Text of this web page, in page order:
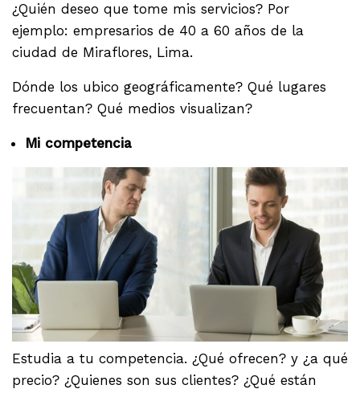
¿Quién deseo que tome mis servicios? Por
ejemplo: empresarios de 40 a 60 años de la
ciudad de Miraflores, Lima.
Dónde los ubico geográficamente? Qué lugares
frecuentan? Qué medios visualizan?
Mi competencia
Estudia a tu competencia. ¿Qué ofrecen? y ¿a qué
precio? ¿Quienes son sus clientes? ¿Qué están